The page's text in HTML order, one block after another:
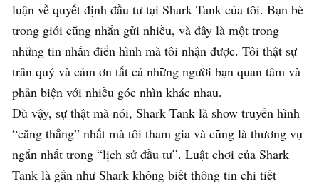
luận về quyết định đầu tư tại Shark Tank của tôi. Bạn bè
trong giới cũng nhắn gửi nhiều, và đây là một trong
những tin nhắn điển hình mà tôi nhận được. Tôi thật sự
trân quý và cảm ơn tất cả những người bạn quan tâm và
phản biện với nhiều góc nhìn khác nhau.
Dù vậy, sự thật mà nói, Shark Tank là show truyền hình
“căng thẳng” nhất mà tôi tham gia và cũng là thương vụ
ngắn nhất trong “lịch sử đầu tư”. Luật chơi của Shark
Tank là gần như Shark không biết thông tin chi tiết